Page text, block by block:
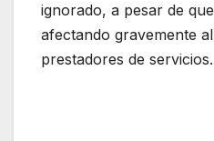
ignorado, a pesar de
afectando gravemente
prestadores de servicios.